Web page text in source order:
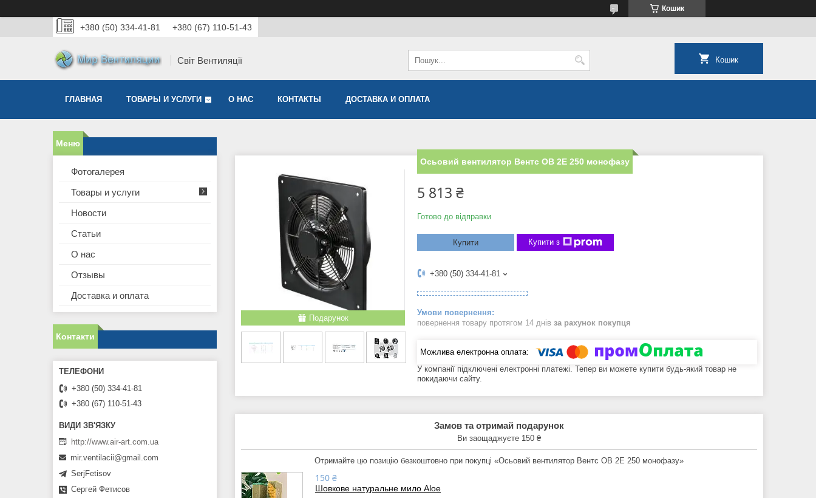
Кошик
+380 (50) 334-41-81 +380 (67) 110-51-43
Світ Вентиляції Кошик
ГЛАВНАЯ ТОВАРЫ И УСЛУГИ О НАС КОНТАКТЫ ДОСТАВКА И ОПЛАТА
Подарунок
Осьовий вентилятор Вентс ОВ 2Е 250 монофазу
5 813 ₴
Готово до відправки
Купити Купити з
+380 (50) 334-41-81
повернення товару протягом 14 днів за рахунок покупця
У компанії підключені електронні платежі. Тепер ви можете купити будь-який товар не
покидаючи сайту.
Замов та отримай подарунок
Ви заощаджуєте 150 ₴
Отримайте цю позицію безкоштовно при покупці «Осьовий вентилятор Вентс ОВ 2Е 250 монофазу»
150 ₴
Шовкове натуральне мило Aloe
Фотогалерея
Товары и услуги
Новости
Статьи
О нас
Отзывы
Доставка и оплата
Контакти
+380 (50) 334-41-81
+380 (67) 110-51-43
http://www.air-art.com.ua
mir.ventilacii@gmail.com
SerjFetisov
Сергей Фетисов